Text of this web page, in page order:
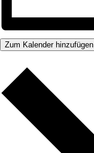
Zum Kalender hinzufügen